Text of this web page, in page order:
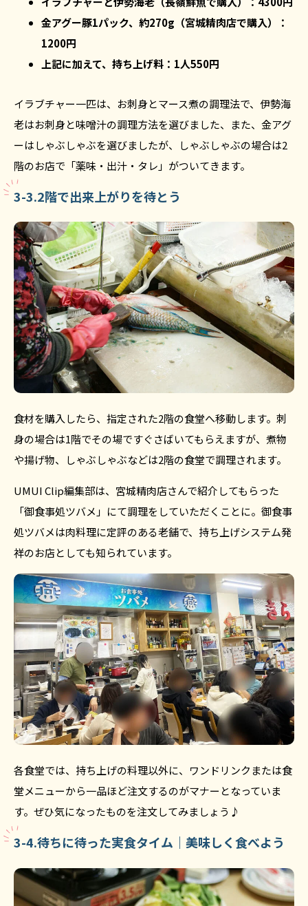
金アグー豚1パック、約270g（宮城精肉店で購入）：
1200円
上記に加えて、持ち上げ料：1人550円
イラブチャー一匹は、お刺身とマース煮の調理法で、伊勢海
老はお刺身と味噌汁の調理方法を選びました、また、金アグ
ーはしゃぶしゃぶを選びましたが、しゃぶしゃぶの場合は2
階のお店で「薬味・出汁・タレ」がついてきます。
3-3.2階で出来上がりを待とう
食材を購入したら、指定された2階の食堂へ移動します。刺
身の場合は1階でその場ですぐさばいてもらえますが、煮物
や揚げ物、しゃぶしゃぶなどは2階の食堂で調理されます。
UMUI Clip編集部は、宮城精肉店さんで紹介してもらった
「御食事処ツバメ」にて調理をしていただくことに。御食事
処ツバメは肉料理に定評のある老舗で、持ち上げシステム発
祥のお店としても知られています。
各食堂では、持ち上げの料理以外に、ワンドリンクまたは食
堂メニューから一品ほど注文するのがマナーとなっていま
す。ぜひ気になったものを注文してみましょう♪
3-4.待ちに待った実食タイム｜美味しく食べよう